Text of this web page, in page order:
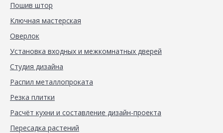
Пошив штор
Ключная мастерская
Оверлок
Установка входных и межкомнатных дверей
Студия дизайна
Распил металлопроката
Резка плитки
Расчёт кухни и составление дизайн-проекта
Пересадка растений